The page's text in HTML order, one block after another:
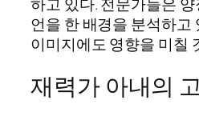
하고 있다. 전문가들은
언을 한 배경을 분석하고
이미지에도 영향을 미칠
재력가 아내의